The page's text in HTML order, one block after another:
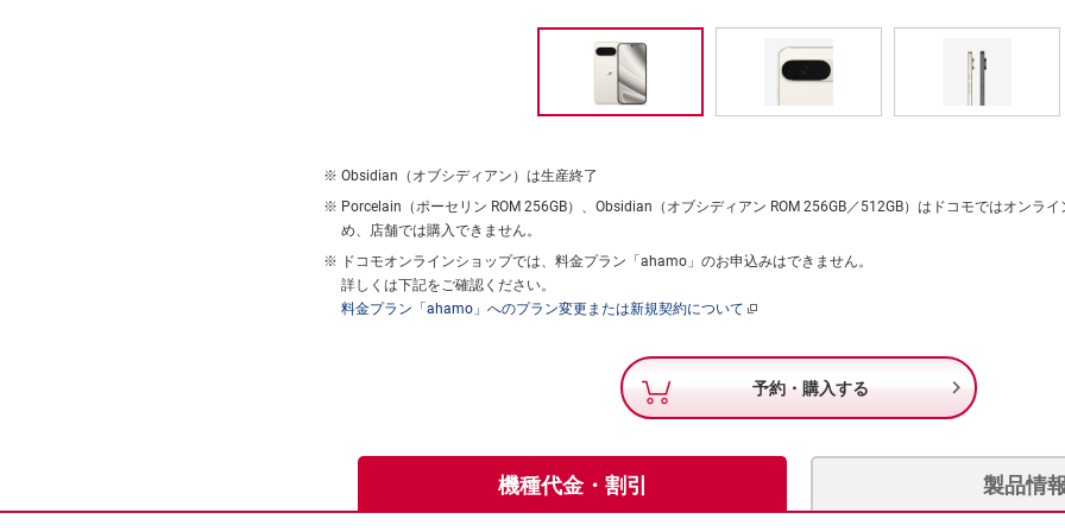
Obsidian（オブシディアン）は生産終了
Porcelain（ポーセリン ROM 256GB）、Obsidian（オブシディアン ROM 256GB／512GB）はドコモではオンラ
め、店舗では購入できません。
ドコモオンラインショップでは、料金プラン「ahamo」のお申込みはできません。
詳しくは下記をご確認ください。
料金プラン「ahamo」へのプラン変更または新規契約について
予約・購入する 
機種代金・割引 製品情